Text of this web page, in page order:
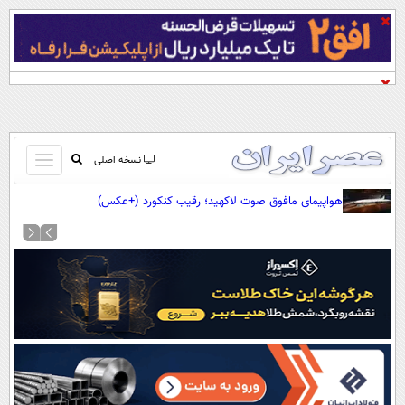
نسخه اصلی
باز
و
کردن
صفحه اول
آرشیو
نظرسنجی
آب و هوا
اوقات شرعی
سواد زندگی
هواپیمای مافوق صوت لاکهید؛ رقیب کنکورد (+عکس)